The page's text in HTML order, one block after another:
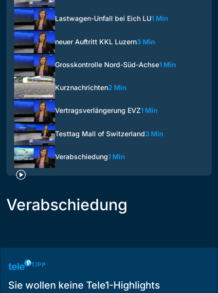
Lastwagen-Unfall bei Eich LU1 Min
neuer Auftritt KKL Luzern3 Min
Grosskontrolle Nord-Süd-Achse1 Min
Kurznachrichten2 Min
Vertragsverlängerung EVZ1 Min
Testtag Mall of Switzerland3 Min
Verabschiedung1 Min
Verabschiedung
TIPP
Sie wollen keine Tele1-Highlights